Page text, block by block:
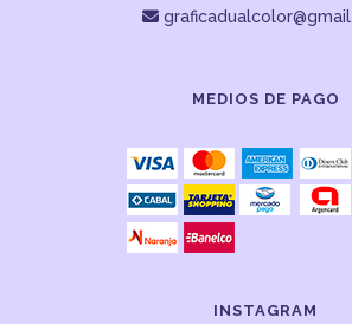
MEDIOS DE PAGO
INSTAGRAM